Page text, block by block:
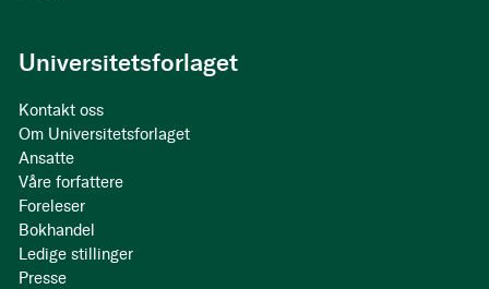
Universitetsforlaget
Kontakt oss
Om Universitetsforlaget
Ansatte
Våre forfattere
Foreleser
Bokhandel
Ledige stillinger
Presse